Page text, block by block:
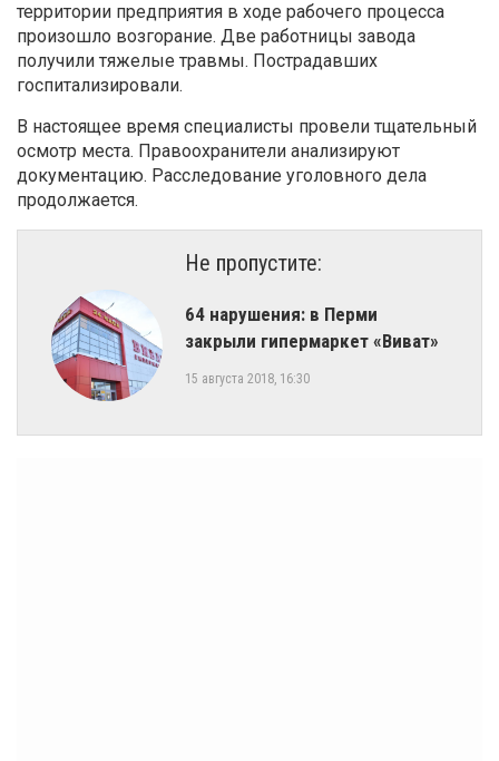
территории предприятия в ходе рабочего процесса
произошло возгорание. Две работницы завода
получили тяжелые травмы. Пострадавших
госпитализировали.
В настоящее время специалисты провели тщательный
осмотр места. Правоохранители анализируют
документацию. Расследование уголовного дела
продолжается.
Не пропустите:
​64 нарушения: в Перми
закрыли гипермаркет «Виват»
15 августа 2018, 16:30